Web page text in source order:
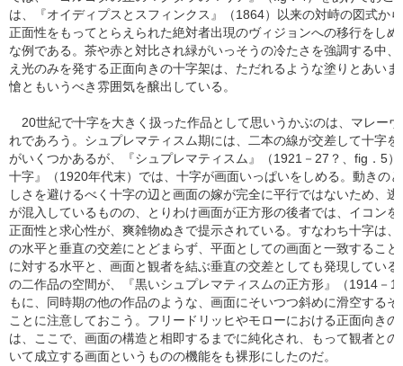
は、『オイディプスとスフィンクス』（1864）以来の対峙の図式か
正面性をもってとらえられた絶対者出現のヴィジョンへの移行をしめ
な例である。茶や赤と対比され緑がいっそうの冷たさを強調する中、
え光のみを発する正面向きの十字架は、ただれるような塗りとあいま
愴ともいうべき雰囲気を醸出している。
20世紀で十字を大きく扱った作品として思いうかぶのは、マレー
れであろう。シュプレマティスム期には、二本の線が交差して十字を
がいくつかあるが、『シュプレマティスム』（1921－27？、fig．5
十字』（1920年代末）では、十字が画面いっぱいをしめる。動きの
しさを避けるべく十字の辺と画面の嫁が完全に平行ではないため、逃
が混入しているものの、とりわけ画面が正方形の後者では、イコンを
正面性と求心性が、爽雑物ぬきで提示されている。すなわち十字は、
の水平と垂直の交差にとどまらず、平面としての画面と一致すること
に対する水平と、画面と観者を結ぶ垂直の交差としても発現している
の二作品の空間が、『黒いシュプレマティスムの正方形』（1914－
もに、同時期の他の作品のような、画面にそいつつ斜めに滑空するそ
ことに注意しておこう。フリードリッヒやモローにおける正面向きの
は、ここで、画面の構造と相即するまでに純化され、もって観者との
いて成立する画面というものの機能をも裸形にしたのだ。